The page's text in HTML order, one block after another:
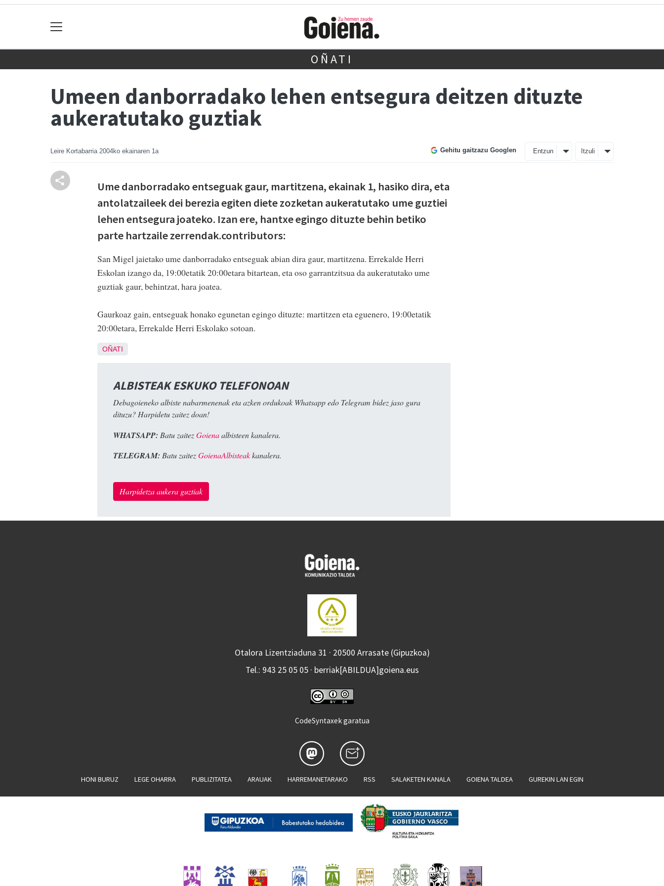
OÑATI
Umeen danborradako lehen entsegura deitzen dituzte
aukeratutako guztiak
Leire Kortabarria 2004ko ekainaren 1a Gehitu gaitzazu Googlen Entzun Itzuli
Ume danborradako entseguak gaur, martitzena, ekainak 1, hasiko dira, eta
antolatzaileek dei berezia egiten diete zozketan aukeratutako ume guztiei
lehen entsegura joateko. Izan ere, hantxe egingo dituzte behin betiko
parte hartzaile zerrendak.contributors:
San Migel jaietako ume danborradako entseguak abian dira gaur, martitzena. Errekalde Herri
Eskolan izango da, 19:00etatik 20:00etara bitartean, eta oso garrantzitsua da aukeratutako ume
guztiak gaur, behintzat, hara joatea.
Gaurkoaz gain, entseguak honako egunetan egingo dituzte: martitzen eta eguenero, 19:00etatik
20:00etara, Errekalde Herri Eskolako sotoan.
OÑATI
ALBISTEAK ESKUKO TELEFONOAN
Debagoieneko albiste nabarmenenak eta azken ordukoak Whatsapp edo Telegram bidez jaso gura
dituzu? Harpidetu zaitez doan!
WHATSAPP: Batu zaitezGoienaalbisteen kanalera.
TELEGRAM: Batu zaitezGoienaAlbisteakkanalera.
Harpidetza aukera guztiak
Otalora Lizentziaduna 31 · 20500 Arrasate (Gipuzkoa)
Tel.: 943 25 05 05 · berriak[ABILDUA]goiena.eus
CodeSyntaxek garatua
HONI BURUZ LEGE OHARRA PUBLIZITATEA ARAUAK HARREMANETARAKO RSS SALAKETEN KANALA GOIENA TALDEA GUREKIN LAN EGIN